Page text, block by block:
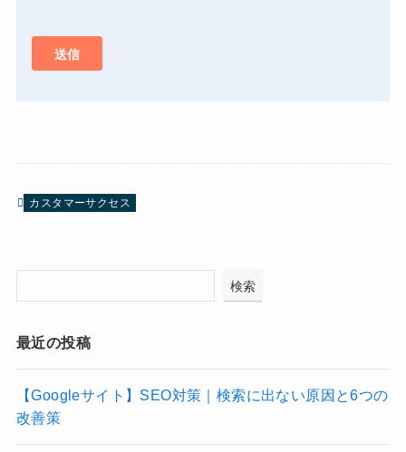
カスタマーサクセス
検索
最近の投稿
【Googleサイト】SEO対策｜検索に出ない原因と6つの
改善策